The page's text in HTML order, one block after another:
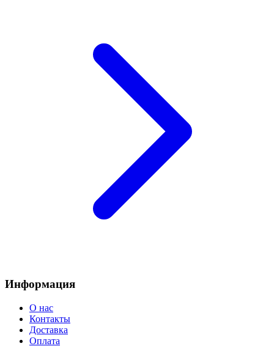
Информация
О нас
Контакты
Доставка
Оплата